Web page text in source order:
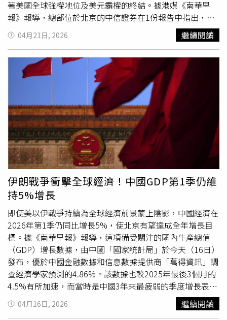
初提出的模式一致。當時他表示，伊斯蘭馬巴德將仿效埃及
獲得「亞投行」信用增強支持的模式，以進入中國本地資本
市場。他稱此舉對巴基斯坦實現融資來源多元化「至關重
要」。在巴基斯坦推動此項交易之前，哈薩克主權財富基金
「薩姆魯克－卡澤納」（Samruk-Kazyna）於上月成為中亞
首個發行熊貓債券的實體，以2.18%的低利率募集30億元人
民幣。此決定出現在全球投資人因美以伊戰爭等地緣政治衝
突，而尋求避險資產之際。印尼似乎也正考慮發行熊貓債
券。根據該國國家通訊社《安塔拉通訊社》（Antara）報
導，印尼財政部長薩德瓦（Purbaya Yudhi Sadewa）表示，
雅加達（Jakarta）最快將於6月發行熊貓債券，作為分散融
資來源策略的一部分。中國信用評級機構「遠東資信評估有
限公司」（Fareast Credit Rating）資深分析師王倩表示：
「巴基斯坦、哈薩克與印尼相繼進入中國熊貓債券市場，反
映出1項明確趨勢：該市場正加速發展成為成熟的國際人民
幣融資平台。」《彭博社》數據也顯示，熊貓債券今年第1
季發行量達842億元人民幣，較去年同期增加1倍，創下歷
史新高。王倩指出，這股趨勢來自多項因素，包括全球貨幣
政策分歧背景下，人民幣融資相較歐元與美元債券具備成本
優勢；人民幣作為融資貨幣的用途，已超越貿易結算；在地
緣政治不確定性升高之際，市場對中國資產避險價值的需求
也與日俱增。王倩補充：「主權熊貓債券在某種程度上可被
視為2國經濟與金融合作深度的晴雨表。在當前地緣政治環
境下，這類本幣融資安排也往往反映出更高程度的互信。」
另根據《南華早報》的統計數據，包括匈牙利、波蘭、埃
及、哈薩克、菲律賓與阿拉伯聯合大公國等位於「一帶一路
著美國全球強權地位及美元霸權的終結。據港媒《南華早
報》報導，總部位於北京的中信證券在1份報告中指出，美
國因荷姆茲海峽危機而陷入進退兩難的困境，恐預示著華盛
頓（Washington）戰略後撤的加速，以及美國與其它強權
指出，當前局勢類似1956年的「蘇伊士時刻」（Suez
moment），當時英國失去了對「蘇伊士運河」（Suez
Canal）的控制權，導致大英帝國全球強權地位及英鎊霸權
徹底崩潰。他們指出，1個同樣具有重大歷史意義的「荷姆
茲時刻」，也可能成為美國霸權地位的關鍵轉捩點。報告續
稱，有鑑於川普政府在處理荷姆茲海峽危機時的成本效益考
量，「美國對華關係的交易性思維可能會更加明顯」，同時
強調「全球秩序可能已出現微妙但重大的轉變。」報告還指
出，這場戰爭將進一步削弱華盛頓與其盟友之間的關係，特
別是在波斯灣（Gulf）國家加速其戰略與產業多元化之際，
北京有望從中受益。經濟實力長期以來始終是中美廣泛競爭
的重要領域，許多學者預測，中國可能在10年內超越美國，
成為全球最大經濟體。隨著美以聯軍對伊朗發起的戰爭進入
第8週，全球能源運輸要道荷姆茲海峽的持續封鎖，正加劇
船舶與全球供應鏈面臨的混亂與不確定性，而美伊脆弱的臨
時停火協議也即將在22日到期。雖然伊朗17日曾宣布允許
非軍用船隻通過該海峽，但在隔天又重新封鎖航運，並指控
美國從事「海盜行為。」伊朗半官方的《塔斯尼姆通訊社》
（Tasnim News Agency）援引美國對伊朗港口的海軍封
鎖，以及「談判中的過度要求」，作為拒絕進一步談判的理
由。目前包括「國際貨幣基金
組織」（IMF）與「世界銀
04月21日, 2026 繼續閱讀
伊朗戰爭衝擊全球經濟！中國GDP第1季仍維
持5%增長
即使美以伊戰爭持續為全球經濟前景蒙上陰影，中國經濟在
2026年第1季仍同比增長5%，使北京有望達成全年增長目
標。據《南華早報》報導，這項備受關注的國內生產總值
（GDP）增長數據，由中國「國家統計局」於今天（16日）
發布，優於中國金融數據和信息數據提供商「萬得資訊」調
查經濟學家預測的4.86%。該數據也較2025年最後3個月的
4.5%有所加速，而當時是中國3年來最疲弱的季度增長表
現。國家統計局副局長毛盛勇表示，第1季度經濟開局穩
健，主要宏觀經濟指標改善，新動能持續積累，「然而，我
04月16日, 2026 繼續閱讀